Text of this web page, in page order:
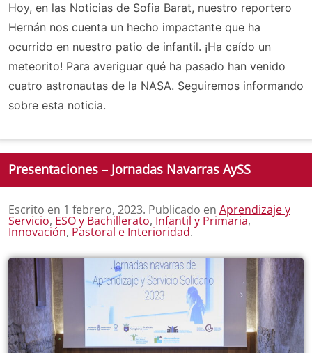
Hoy, en las Noticias de Sofia Barat, nuestro reportero
Hernán nos cuenta un hecho impactante que ha
ocurrido en nuestro patio de infantil. ¡Ha caído un
meteorito! Para averiguar qué ha pasado han venido
cuatro astronautas de la NASA. Seguiremos informando
sobre esta noticia.
Presentaciones – Jornadas Navarras AySS
Escrito en 1 febrero, 2023. Publicado en Aprendizaje y
Servicio, ESO y Bachillerato, Infantil y Primaria,
Innovación, Pastoral e Interioridad.